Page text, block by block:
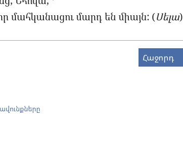
մահկանացու մարդ են միայն: (Սելա)
Հաջորդ